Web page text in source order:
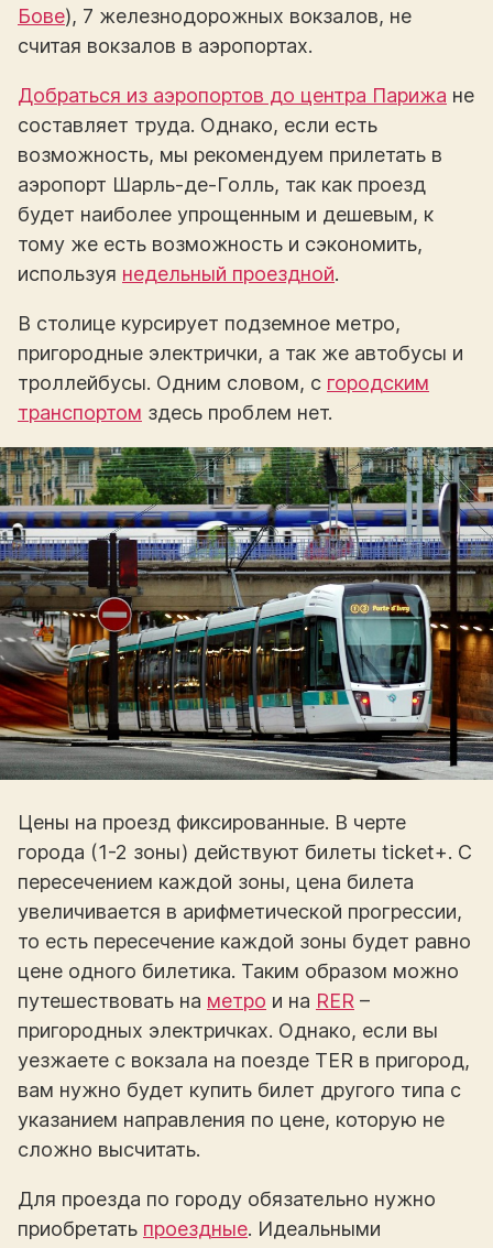
Бове), 7 железнодорожных вокзалов, не
считая вокзалов в аэропортах.
Добраться из аэропортов до центра Парижа не
составляет труда. Однако, если есть
возможность, мы рекомендуем прилетать в
аэропорт Шарль-де-Голль, так как проезд
будет наиболее упрощенным и дешевым, к
тому же есть возможность и сэкономить,
используя недельный проездной.
В столице курсирует подземное метро,
пригородные электрички, а так же автобусы и
троллейбусы. Одним словом, с городским
транспортом здесь проблем нет.
Цены на проезд фиксированные. В черте
города (1-2 зоны) действуют билеты ticket+. С
пересечением каждой зоны, цена билета
увеличивается в арифметической прогрессии,
то есть пересечение каждой зоны будет равно
цене одного билетика. Таким образом можно
путешествовать на метро и на RER –
пригородных электричках. Однако, если вы
уезжаете с вокзала на поезде TER в пригород,
вам нужно будет купить билет другого типа с
указанием направления по цене, которую не
сложно высчитать.
Для проезда по городу обязательно нужно
приобретать проездные. Идеальными